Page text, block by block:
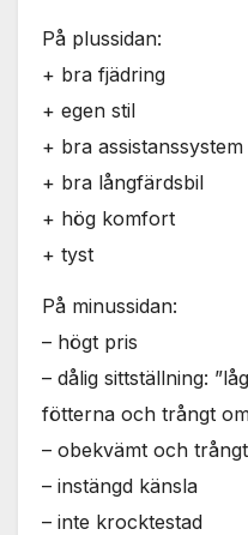
På plussidan:
+ bra fjädring
+ egen stil
+ bra assistanssystem
+ bra långfärdsbil
+ hög komfort
+ tyst
På minussidan:
– högt pris
– dålig sittställning:
fötterna och trångt
– obekvämt och
– instängd känsla
– inte krocktestad